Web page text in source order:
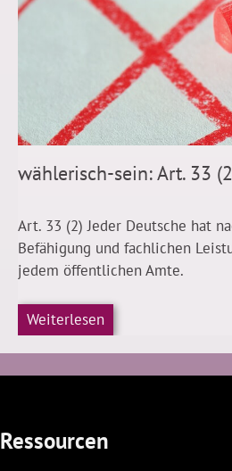
wählerisch-sein: Art. 33
Art. 33 (2) Jeder Deutsche hat
Befähigung und fachlichen
jedem öffentlichen Amte.
Weiterlesen
Ressourcen